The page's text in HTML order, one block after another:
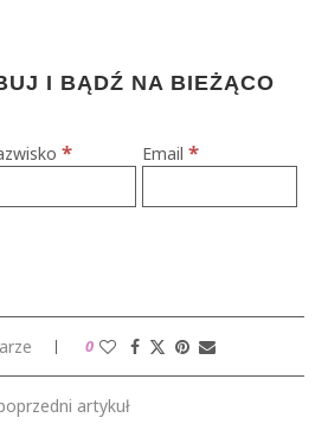
I BĄDŹ NA BIEŻĄCO
* Email*
0
artykuł